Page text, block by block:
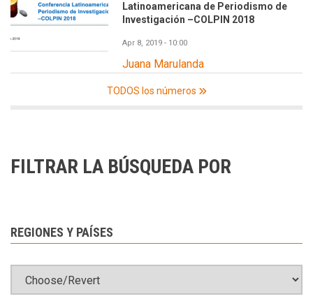
Latinoamericana de Periodismo de
Investigación –COLPIN 2018
Apr 8, 2019 - 10:00
Juana Marulanda
TODOS los números
FILTRAR LA BÚSQUEDA POR
REGIONES Y PAÍSES